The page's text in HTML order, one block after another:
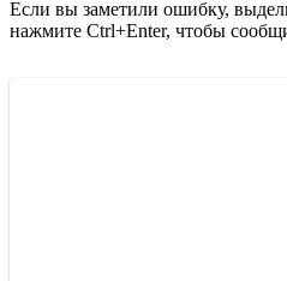
Если вы заметили ошибку,
нажмите Ctrl+Enter, чтобы